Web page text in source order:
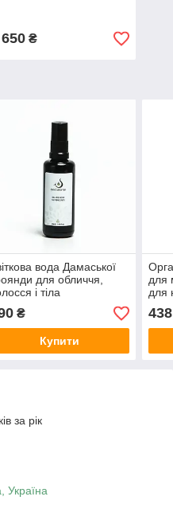
мл
₴
вода Дамаської
для обличчя,
і тіла
₴
Купити
для
для
200
438
за рік
Україна